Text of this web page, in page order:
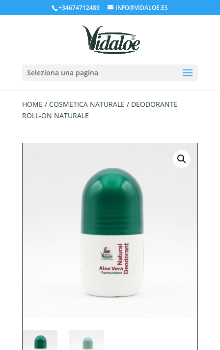
+34674712489 INFO@VIDALOE.ES
Seleziona una pagina
HOME / COSMETICA NATURALE / DEODORANTE
ROLL-ON NATURALE